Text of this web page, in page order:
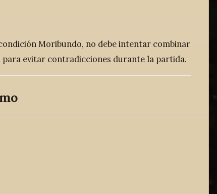
Moribundo, no debe intentar combinar
evitar contradicciones durante la partida.